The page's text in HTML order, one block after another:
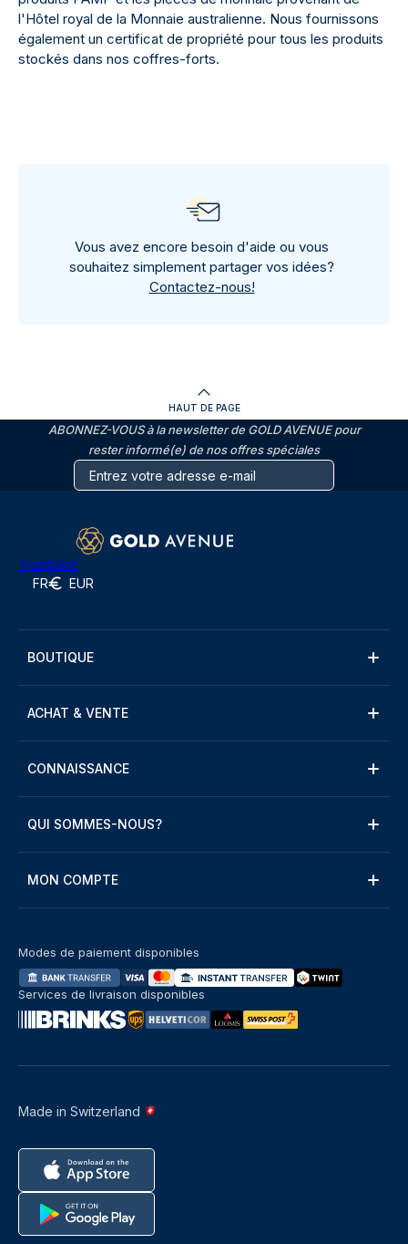
l'Hôtel royal de la Monnaie australienne. Nous fournissons
également un certificat de propriété pour tous les produits
stockés dans nos coffres-forts.
Vous avez encore besoin d'aide ou vous
souhaitez simplement partager vos idées?
Contactez-nous!
HAUT DE PAGE
ABONNEZ-VOUS à la newsletter de GOLD AVENUE pour
rester informé(e) de nos offres spéciales
Trustpilot
FR EUR
BOUTIQUE
ACHAT & VENTE
CONNAISSANCE
QUI SOMMES-NOUS?
MON COMPTE
Made in Switzerland
Modes de paiement disponibles
Services de livraison disponibles